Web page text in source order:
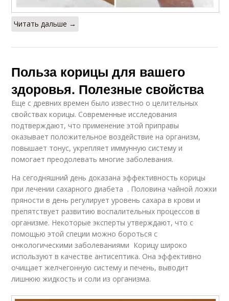
Читать дальше →
Польза корицы для вашего
здоровья. Полезные свойства
Еще с древних времен было известно о целительных
свойствах корицы. Современные исследования
подтверждают, что применение этой приправы
оказывает положительное воздействие на организм,
повышает тонус, укрепляет иммунную систему и
помогает преодолевать многие заболевания.
На сегодняшний день доказана эффективность корицы
при лечении сахарного диабета . Половина чайной ложки
пряности в день регулирует уровень сахара в крови и
препятствует развитию воспалительных процессов в
организме. Некоторые эксперты утверждают, что с
помощью этой специи можно бороться с
онкологическими заболеваниями Корицу широко
используют в качестве антисептика. Она эффективно
очищает желчегонную систему и печень, выводит
лишнюю жидкость и соли из организма.